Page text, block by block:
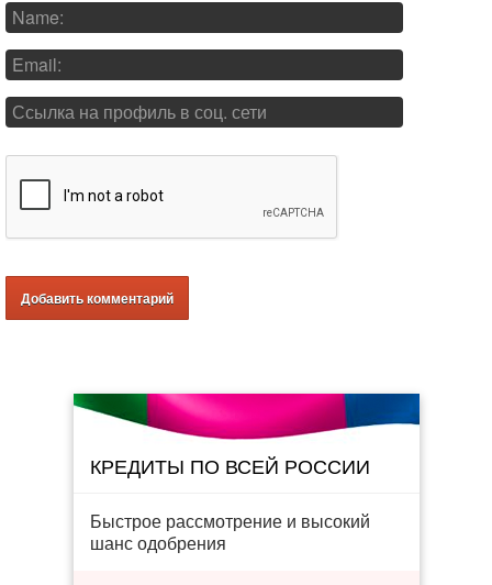
КРЕДИТЫ ПО ВСЕЙ РОССИИ
Быстрое рассмотрение и высокий
шанс одобрения